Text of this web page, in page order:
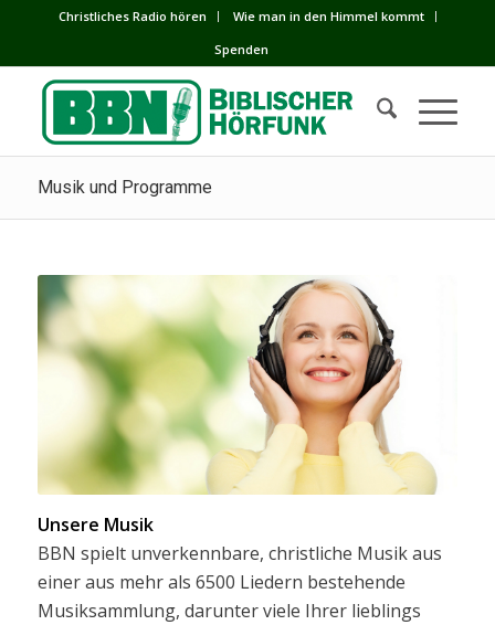
Сhristliches Radio hören
Wie man in den Himmel kommt
Spenden
Musik und Programme
Unsere Musik
BBN spielt unverkennbare, christliche Musik aus
einer aus mehr als 6500 Liedern bestehende
Musiksammlung, darunter viele Ihrer lieblings